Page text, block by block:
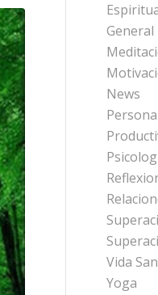
General
News
Vida
Yoga